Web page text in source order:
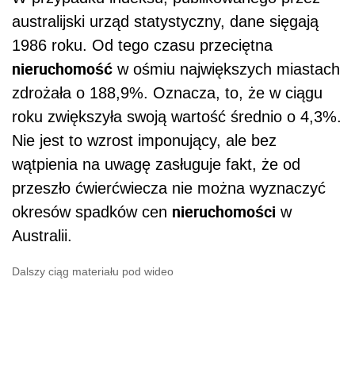
australijski urząd statystyczny, dane sięgają
1986 roku. Od tego czasu przeciętna
nieruchomość w ośmiu największych miastach
zdrożała o 188,9%. Oznacza, to, że w ciągu
roku zwiększyła swoją wartość średnio o 4,3%.
Nie jest to wzrost imponujący, ale bez
wątpienia na uwagę zasługuje fakt, że od
przeszło ćwierćwiecza nie można wyznaczyć
okresów spadków cen nieruchomości w
Australii.
Dalszy ciąg materiału pod wideo